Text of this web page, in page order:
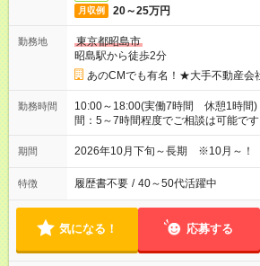
月収例 20～25万円
勤務地
東京都昭島市
昭島駅から徒歩2分
あのCMでも有名！★大手不動産会
勤務時間
10:00～18:00(実働7時間 休憩1時間
間：5～7時間程度でご相談は可能です
期間 2026年10月下旬～長期 ※10月～！
特徴 履歴書不要 / 40～50代活躍中
気になる！ 応募する